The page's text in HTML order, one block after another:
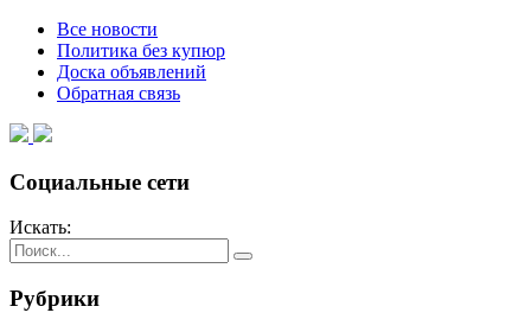
Все новости
Политика без купюр
Доска объявлений
Обратная связь
Социальные сети
Искать:
Рубрики